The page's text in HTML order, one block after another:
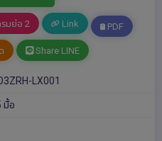
รมย่อ 2 Link PDF
Share LINE
LX001
มื้อ